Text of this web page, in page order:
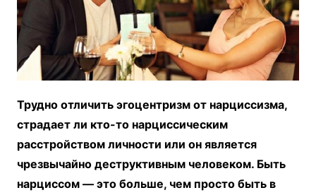
Трудно отличить эгоцентризм от нарциссизма,
страдает ли кто-то нарциссическим
расстройством личности или он является
чрезвычайно деструктивным человеком. Быть
нарциссом — это больше, чем просто быть в